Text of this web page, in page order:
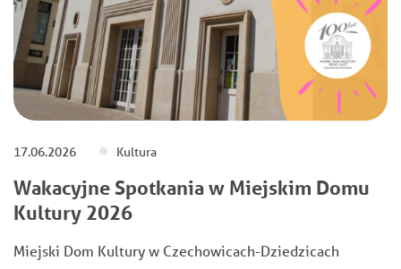
17.06.2026 Kultura
Wakacyjne Spotkania w Miejskim Domu
Kultury 2026
Miejski Dom Kultury w Czechowicach-Dziedzicach